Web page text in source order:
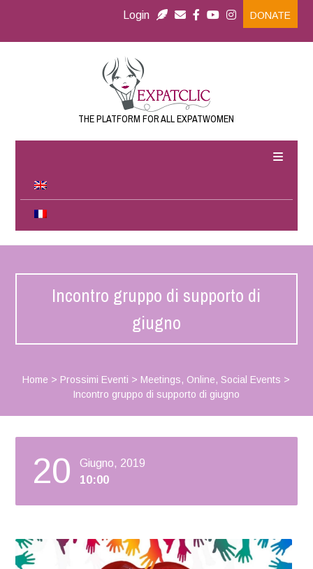
Login DONATE
THE PLATFORM FOR ALL EXPATWOMEN
Incontro gruppo di supporto di
giugno
Home >Prossimi Eventi >Meetings, Online,Social Events >
Incontro gruppo di supporto di giugno
20
Giugno, 2019
10:00